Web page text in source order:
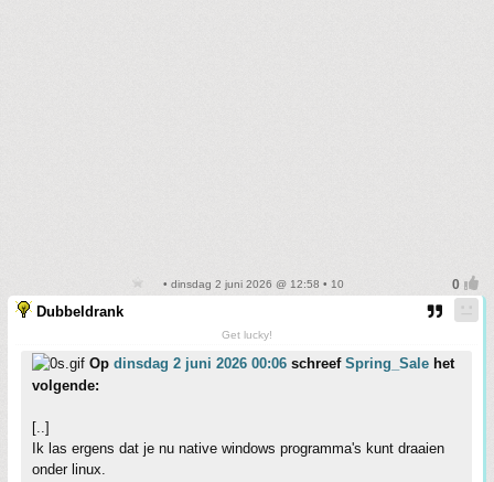
• dinsdag 2 juni 2026 @ 12:58 • 10
Dubbeldrank
Get lucky!
Op dinsdag 2 juni 2026 00:06 schreef Spring_Sale het
volgende:
[..]
Ik las ergens dat je nu native windows programma's kunt draaien
onder linux.